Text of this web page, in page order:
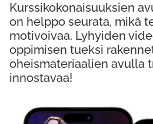
Kurssikokonaisuuksien
on helppo seurata, mikä
motivoivaa. Lyhyiden
oppimisen tueksi
oheismateriaalien avulla
innostavaa!